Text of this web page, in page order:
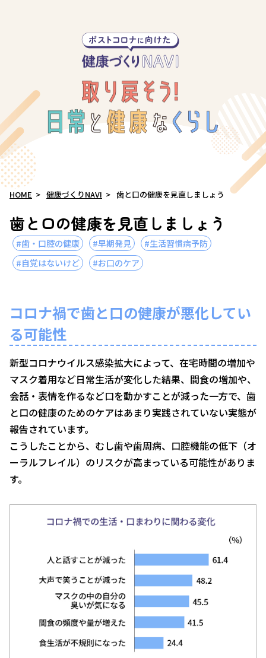
HOME > 健康づくりNAVI > 歯と口の健康を見直しましょう
歯と口の健康を見直しましょう
#歯・口腔の健康 #早期発見
#生活習慣病予防
#自覚はないけど
#お口のケア
コロナ禍で歯と口の健康が悪化してい
る可能性
新型コロナウイルス感染拡大によって、在宅時間の増加や
マスク着用など日常生活が変化した結果、間食の増加や、
会話・表情を作るなど口を動かすことが減った一方で、歯
と口の健康のためのケアはあまり実践されていない実態が
報告されています。
こうしたことから、むし歯や歯周病、口腔機能の低下（オ
ーラルフレイル）のリスクが高まっている可能性がありま
す。